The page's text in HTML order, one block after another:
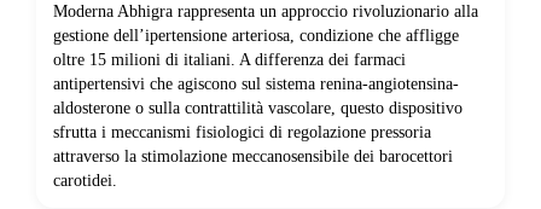
Moderna Abhigra rappresenta un approccio rivoluzionario alla
gestione dell’ipertensione arteriosa, condizione che affligge
oltre 15 milioni di italiani. A differenza dei farmaci
antipertensivi che agiscono sul sistema renina-angiotensina-
aldosterone o sulla contrattilità vascolare, questo dispositivo
sfrutta i meccanismi fisiologici di regolazione pressoria
attraverso la stimolazione meccanosensibile dei barocettori
carotidei.